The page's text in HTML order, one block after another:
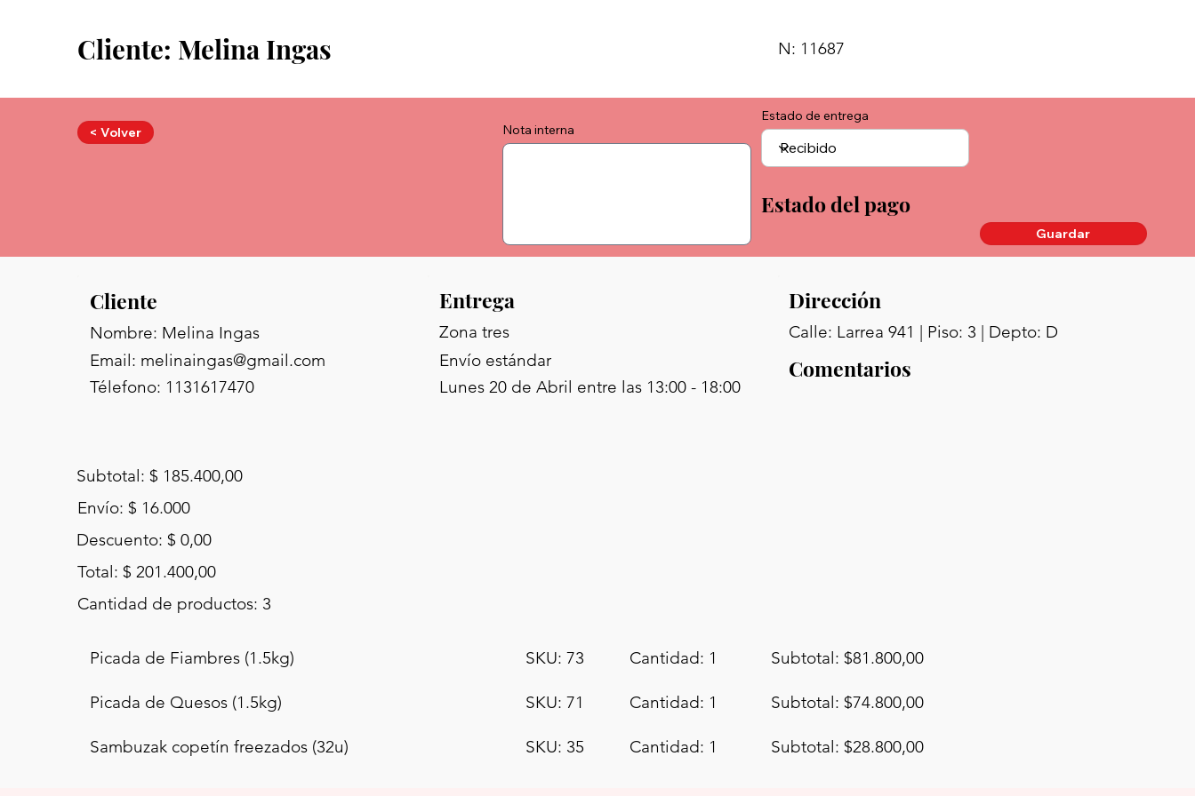
Cliente: Melina Ingas N: 11687
< Volver Nota interna
Estado de entrega
Estado del pago
Guardar
Cliente
Email: melinaingas@gmail.com
Télefono: 1131617470
Nombre: Melina Ingas
Entrega
Zona tres
Envío estándar
Lunes 20 de Abril entre las 13:00 - 18:00
Dirección
Calle: Larrea 941 | Piso: 3 | Depto: D
Comentarios
Subtotal: $ 185.400,00
Envío: $ 16.000
Descuento: $ 0,00
Total: $ 201.400,00
Cantidad de productos: 3
Picada de Fiambres (1.5kg) SKU: 73 Cantidad: 1 Subtotal: $81.800,00
Picada de Quesos (1.5kg) SKU: 71 Cantidad: 1 Subtotal: $74.800,00
Sambuzak copetín freezados (32u) SKU: 35 Cantidad: 1 Subtotal: $28.800,00